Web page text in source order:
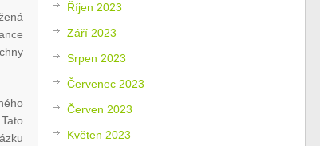
Říjen 2023
Září 2023
Srpen 2023
Červenec 2023
Červen 2023
Květen 2023